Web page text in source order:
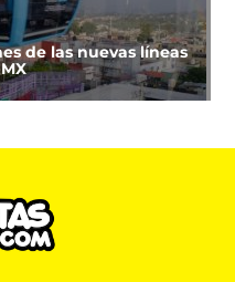
de las nuevas líneas